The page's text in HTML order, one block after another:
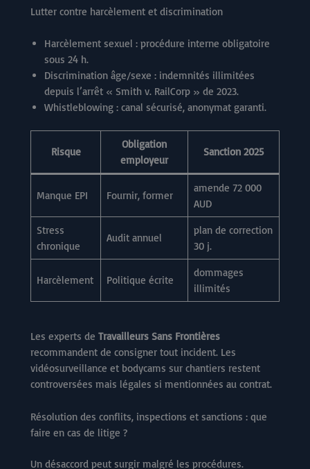
Lutter contre harcèlement et discrimination
Harcèlement sexuel : procédure interne obligatoire
sous 24 h.
Discrimination âge/sexe : indemnités illimitées
depuis l’arrêt « Smith v. RailCorp » de 2023.
Whistleblowing : canal sécurisé, anonymat garanti.
Risque
Obligation
employeur
Sanction 2025
Manque EPI Fournir, former
amende 72 000
AUD
Stress
chronique
Audit annuel
plan de correction
30 j.
Harcèlement Politique écrite
dommages
illimités
Les experts de Travailleurs Sans Frontières
recommandent de consigner tout incident. Les
vidéosurveillance et bodycams sur chantiers restent
controversées mais légales si mentionnées au contrat.
Résolution des conflits, inspections et sanctions : que
faire en cas de litige ?
Un désaccord peut surgir malgré les procédures.